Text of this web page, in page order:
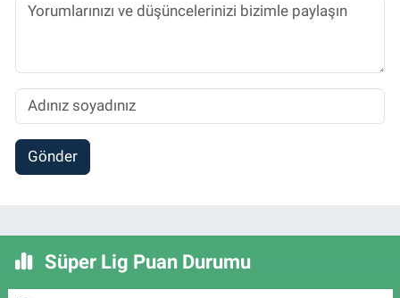
Gönder
Süper Lig Puan Durumu